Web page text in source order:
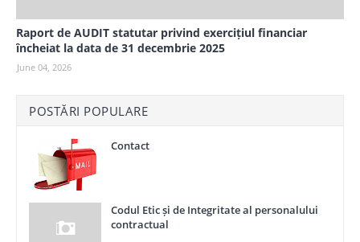
Raport de AUDIT statutar privind exercițiul financiar
încheiat la data de 31 decembrie 2025
June 04, 2026
POSTĂRI POPULARE
Contact
Codul Etic și de Integritate al personalului
contractual